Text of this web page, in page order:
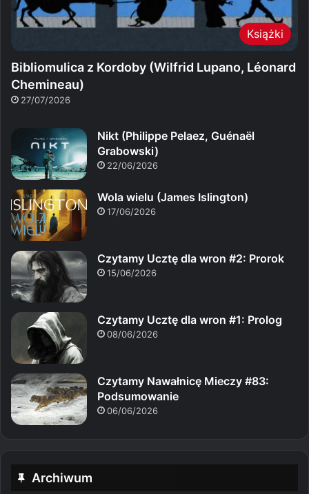
Książki
Bibliomulica z Kordoby (Wilfrid Lupano, Léonard
Chemineau)
27/07/2026
Nikt (Philippe Pelaez, Guénaël
Grabowski)
22/06/2026
Wola wielu (James Islington)
17/06/2026
Czytamy Ucztę dla wron #2: Prorok
15/06/2026
Czytamy Ucztę dla wron #1: Prolog
08/06/2026
Czytamy Nawałnicę Mieczy #83:
Podsumowanie
06/06/2026
Archiwum